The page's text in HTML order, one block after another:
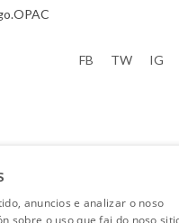
FB TW IG
anuncios e analizar o noso
sobre o uso que fai do noso